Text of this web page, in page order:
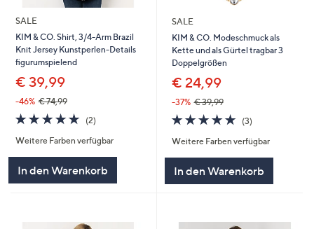
SALE
KIM & CO. Shirt, 3/4-Arm Brazil
Knit Jersey Kunstperlen-Details
figurumspielend
€ 39,99
-46% € 74,99
5.0
von
5
(2)
Weitere Farben verfügbar
In den Warenkorb
SALE
KIM & CO. Modeschmuck als
Kette und als Gürtel tragbar 3
Doppelgrößen
€ 24,99
-37% € 39,99
5.0
von
5
(3)
Weitere Farben verfügbar
In den Warenkorb